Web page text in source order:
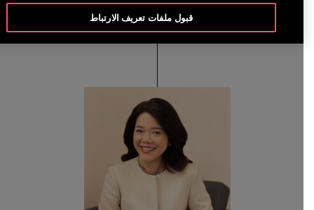
قبول ملفات تعريف الارتباط